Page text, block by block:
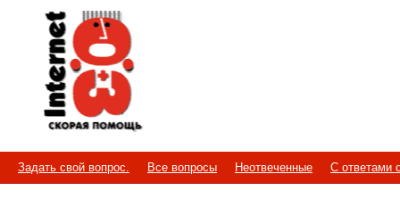
Internet
Скорая помощь
Задать свой вопрос. Все вопросы Неотвеченные С ответами